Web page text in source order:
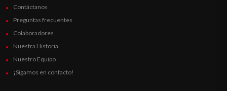
Contáctanos
Preguntas frecuentes
Colaboradores
Nuestra Historia
Nuestro Equipo
¡Sigamos en contacto!